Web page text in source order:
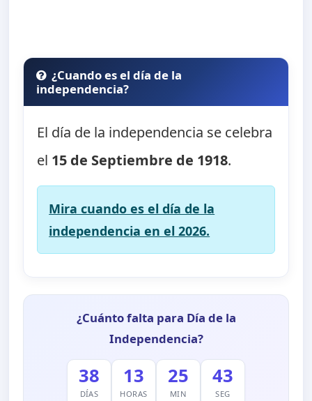
¿Cuando es el día de la
independencia?
El día de la independencia se celebra
el 15 de Septiembre de 1918.
Mira cuando es el día de la
independencia en el 2026.
¿Cuánto falta para Día de la
Independencia?
38
DÍAS
13
HORAS
25
MIN
43
SEG